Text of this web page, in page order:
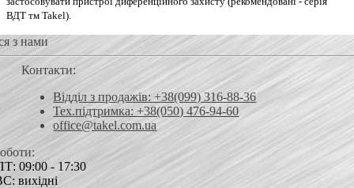
ВДТ тм Takel).
з нами
Контакти:
Відділ з продажів: +38(099) 316-88-36
Тех.підтримка: +38(050) 476-94-60
office@takel.com.ua
09:00 - 17:30
вихідні